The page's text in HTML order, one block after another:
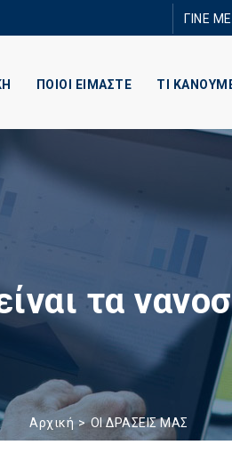
ΓΙΝΕ
ΠΟΙΟΙ ΕΙΜΑΣΤΕ ΤΙ
τα
Αρχική ΟΙ ΔΡΑΣΕΙΣ ΜΑΣ